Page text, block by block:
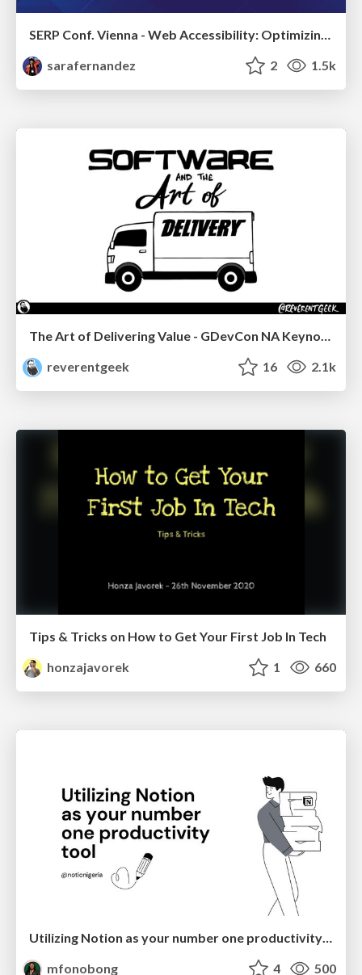
SERP Conf. Vienna - Web Accessibility: Optimizing for Inclusivity and SEO
sarafernandez
2 1.5k
The Art of Delivering Value - GDevCon NA Keynote
reverentgeek
16 2.1k
Tips & Tricks on How to Get Your First Job In Tech
honzajavorek
1 660
mfonobong
4 500